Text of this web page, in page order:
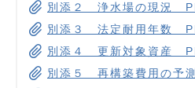
別添２ 浄水場の現況
別添３ 法定耐用年数
別添４ 更新対象資産
別添５ 再構築費用の予